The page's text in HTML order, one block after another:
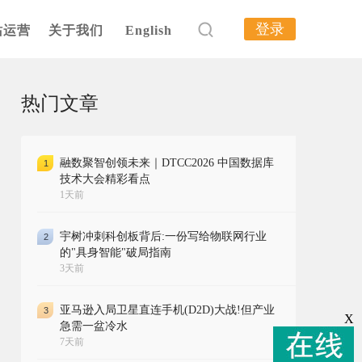
运营 关于我们 English 登录
热门文章
1
融数聚智创领未来｜DTCC2026 中国数据库
技术大会精彩看点
1天前
2
宇树冲刺科创板背后:一份写给物联网行业
的"具身智能"破局指南
3天前
3
亚马逊入局卫星直连手机(D2D)大战!但产业
急需一盆冷水
7天前
X